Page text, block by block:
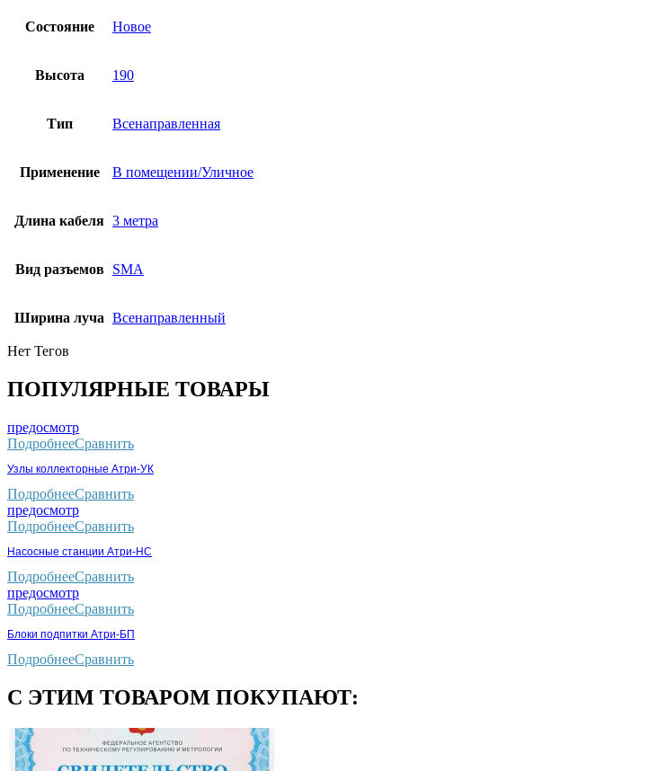
Состояние Новое
Высота 190
Тип Всенаправленная
Применение В помещении/Уличное
Длина кабеля 3 метра
Вид разъемов SMA
Ширина луча Всенаправленный
Нет Тегов
ПОПУЛЯРНЫЕ ТОВАРЫ
предосмотр
ПодробнееСравнить
Узлы коллекторные Атри-УК
ПодробнееСравнить
предосмотр
ПодробнееСравнить
Насосные станции Атри-НС
ПодробнееСравнить
предосмотр
ПодробнееСравнить
Блоки подпитки Атри-БП
ПодробнееСравнить
С ЭТИМ ТОВАРОМ ПОКУПАЮТ: